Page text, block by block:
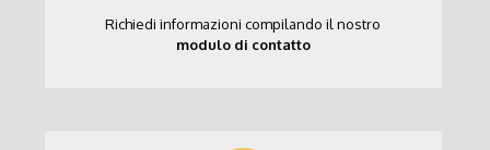
Richiedi informazioni compilando il nostro
modulo di contatto